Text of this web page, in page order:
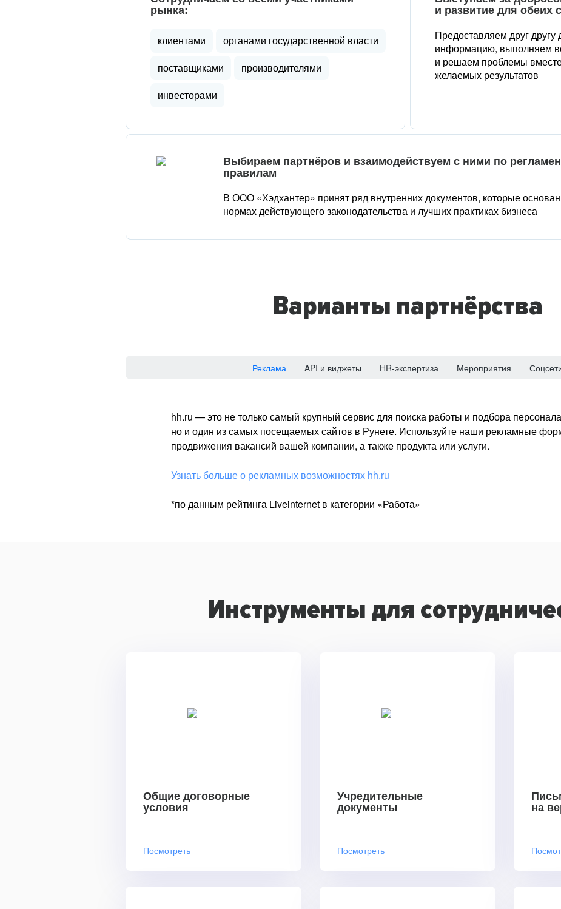
рынка:
клиентами
органами государственной власти
поставщиками
производителями
инвесторами
и развитие для обеих
Предоставляем друг другу
информацию, выполняем
и решаем проблемы
желаемых результатов
Выбираем партнёров и взаимодействуем с ними по
правилам
В ООО «Хэдхантер» принят ряд внутренних документов, которые
нормах действующего законодательства и лучших практиках бизнеса
Варианты партнёрства
Реклама API и виджеты HR-экспертиза Мероприятия
hh.ru — это не только самый крупный сервис для поиска работы и подбора
но и один из самых посещаемых сайтов в Рунете. Используйте наши рекламные
продвижения вакансий вашей компании, а также продукта или услуги.
Узнать больше о рекламных возможностях hh.ru
*по данным рейтинга Liveinternet в категории «Работа»
Инструменты для
Общие договорные
условия
Посмотреть
Учредительные
документы
Посмотреть
на